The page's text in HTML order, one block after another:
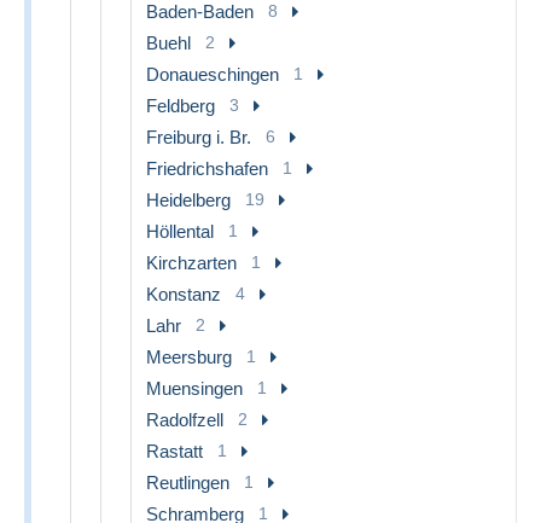
Baden-Baden 8
Buehl 2
Donaueschingen 1
Feldberg 3
Freiburg i. Br. 6
Friedrichshafen 1
Heidelberg 19
Höllental 1
Kirchzarten 1
Konstanz 4
Lahr 2
Meersburg 1
Muensingen 1
Radolfzell 2
Rastatt 1
Reutlingen 1
Schramberg 1